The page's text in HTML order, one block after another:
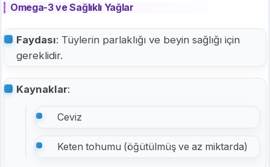
Omega-3 ve Sağlıklı Yağlar
Faydası: Tüylerin parlaklığı ve beyin sağlığı için
gereklidir.
Kaynaklar:
Ceviz
Keten tohumu (öğütülmüş ve az miktarda)